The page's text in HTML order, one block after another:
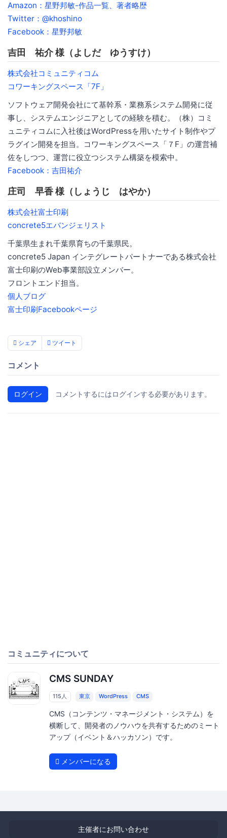
Amazon：星野邦敏-作品一覧、著者略歴
Twitter：@khoshino
Facebook：星野邦敏
吉田 祐介 様（よしだ ゆうすけ）
株式会社コミュニティコム
コワーキングスペース「7F」
ソフトウェア開発会社にて基幹系・業務系システム開発に従
事し、システムエンジニアとしての経験を積む。（株）コミ
ュニティコムに入社後はWordPressを用いたサイト制作やプ
ラグイン開発を担当。コワーキングスペース「７F」の運営補
佐をしつつ、運営に役立つシステム構築を模索中。
Facebook：吉田祐介
庄司 早香 様（しょうじ はやか）
株式会社富士印刷
concrete5エバンジェリスト
千葉県生まれ千葉県育ちの千葉県民。
concrete5 Japan インテグレートパートナーである株式会社
富士印刷のWeb事業部設立メンバー。
フロントエンド担当。
個人ブログ
富士印刷Facebookページ
シェア ツイート
コメント
ログイン コメントするにはログインする必要があります。
コミュニティについて
CMS SUNDAY
115人 東京 WordPress CMS
CMS（コンテンツ・マネージメント・システム）を
横断して、開発者のノウハウを共有するためのミート
アップ（イベント＆ハッカソン）です。
メンバーになる
主催者にお問い合わせ